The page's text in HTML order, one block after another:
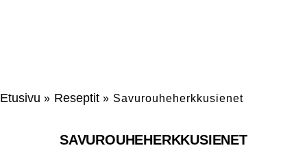
Etusivu » Reseptit » Savurouheherkkusienet
SAVUROUHEHERKKUSIENET